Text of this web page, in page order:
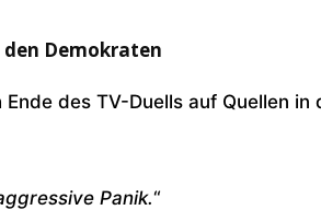
den Demokraten
Ende des TV-Duells auf Quellen
Panik.“